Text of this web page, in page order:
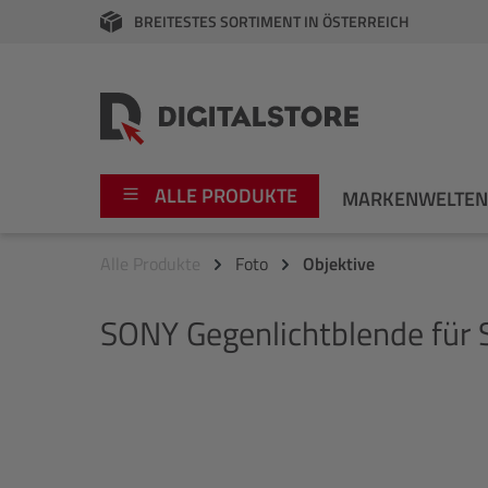
Zur Hauptnavigation springen
BREITESTES SORTIMENT IN ÖSTERREICH
ALLE PRODUKTE MARKENWELTEN
Video
Fujifilm
Alle Produkte Foto Objektive
SONYGegenlichtblende für